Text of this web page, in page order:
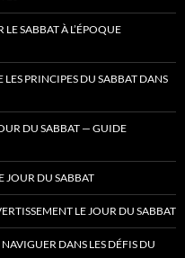
SABBAT À L’ÉPOQUE
PRINCIPES DU SABBAT DANS
DU SABBAT — GUIDE
JOUR DU SABBAT
LE JOUR DU SABBAT
DANS LES DÉFIS DU